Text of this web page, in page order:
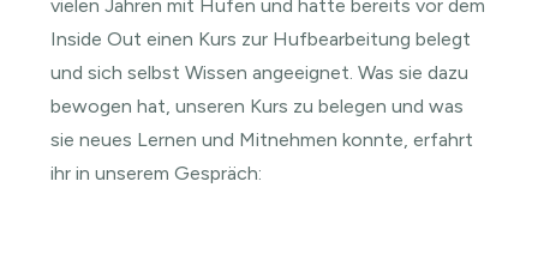
vielen Jahren mit Hufen und hatte bereits vor dem
Inside Out einen Kurs zur Hufbearbeitung belegt
und sich selbst Wissen angeeignet. Was sie dazu
bewogen hat, unseren Kurs zu belegen und was
sie neues Lernen und Mitnehmen konnte, erfahrt
ihr in unserem Gespräch: